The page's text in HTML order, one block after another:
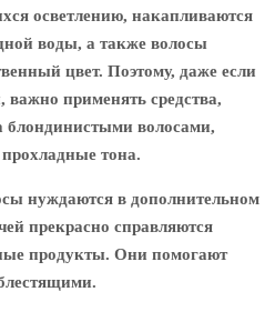
осветлению, накапливаются
воды, а также волосы
цвет. Поэтому, даже если
применять средства,
блондинистыми волосами,
тона.
нуждаются в дополнительном
прекрасно справляются
продукты. Они помогают